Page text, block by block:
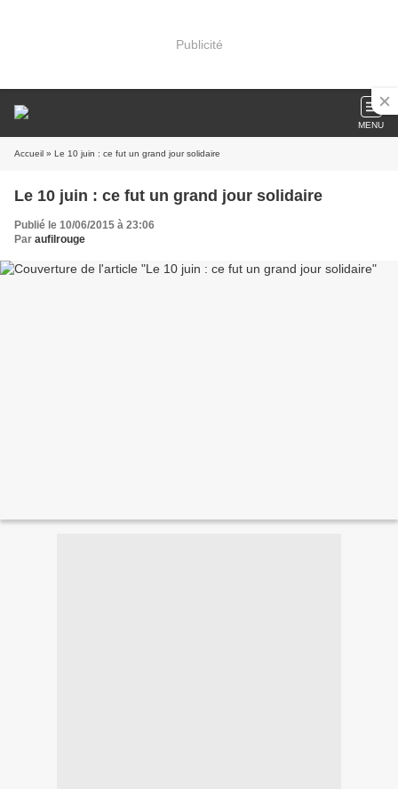
Publicité
MENU
Accueil » Le 10 juin : ce fut un grand jour solidaire
Le 10 juin : ce fut un grand jour solidaire
Publié le 10/06/2015 à 23:06
Par aufilrouge